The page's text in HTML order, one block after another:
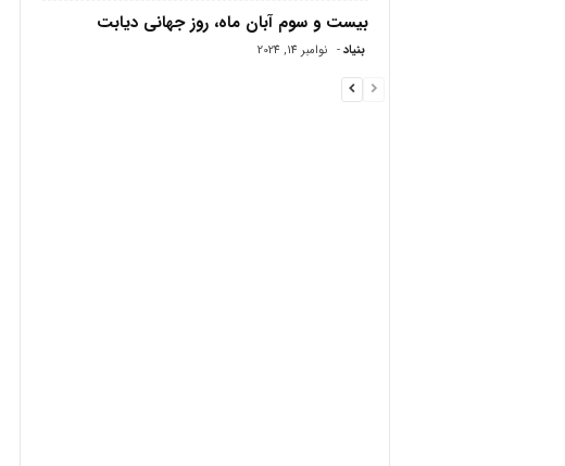
بیست و سوم آبان ماه، روز جهانی دیابت
بنیاد - نوامبر 14, 2024